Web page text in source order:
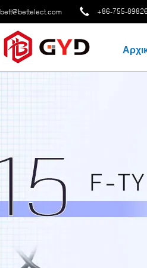
bett@bettelect.com +86-755-